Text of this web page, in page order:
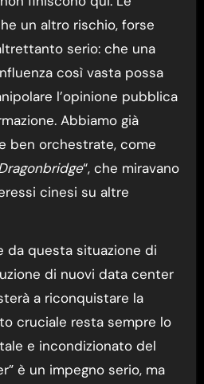
un altro rischio, forse
serio: che una
così vasta possa
l’opinione pubblica
Abbiamo già
ben orchestrate, come
“, che miravano
cinesi su altre
da questa situazione di
di nuovi data center
a riconquistare la
cruciale resta sempre lo
e incondizionato del
è un impegno serio, ma